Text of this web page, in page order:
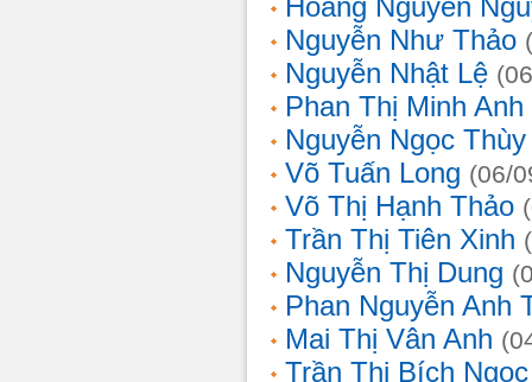
Hoàng Nguyễn
Nguyễn Như Thảo
Nguyễn Nhật Lệ
Phan Thị Minh Anh
Nguyễn Ngọc
Võ Tuấn Long (06/
Võ Thị Hạnh Thảo
Trần Thị Tiên Xinh
Nguyễn Thị Dung
Phan Nguyễn Anh
Mai Thị Vân Anh
Trần Thị Bích Ngọc